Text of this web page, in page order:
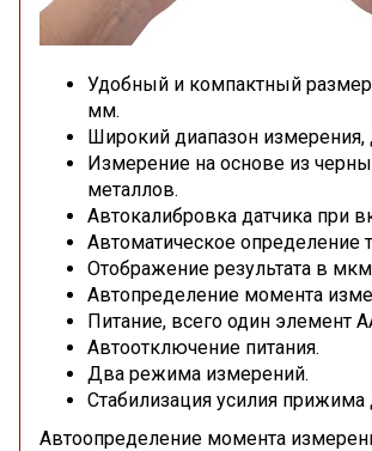
Удобный и компактный
мм.
Широкий диапазон
Измерение на основе из
металлов.
Автокалибровка датчика при
Автоматическое определение
Отображение результата в
Автопределение момента
Питание, всего один элемент
Автоотключение питания.
Два режима измерений.
Стабилизация усилия прижима
Автоопределение момента